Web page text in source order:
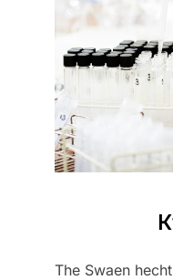
The Swaen